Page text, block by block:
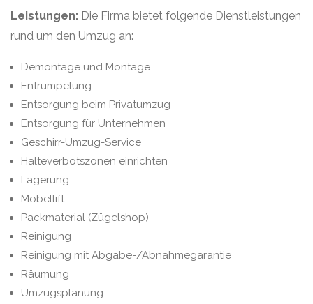
Leistungen: Die Firma bietet folgende Dienstleistungen
rund um den Umzug an:
Demontage und Montage
Entrümpelung
Entsorgung beim Privatumzug
Entsorgung für Unternehmen
Geschirr-Umzug-Service
Halteverbotszonen einrichten
Lagerung
Möbellift
Packmaterial (Zügelshop)
Reinigung
Reinigung mit Abgabe-/Abnahmegarantie
Räumung
Umzugsplanung